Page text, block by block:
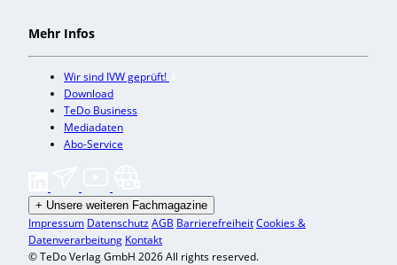
Mehr Infos
Wir sind IVW geprüft!
Download
TeDo Business
Mediadaten
Abo-Service
+ Unsere weiteren Fachmagazine
Impressum DatenschutzAGB BarrierefreiheitCookies &
Datenverarbeitung Kontakt
© TeDo Verlag GmbH 2026 All rights reserved.